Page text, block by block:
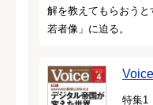
解を教えてもらおう
若者像」に迫る。
特集1